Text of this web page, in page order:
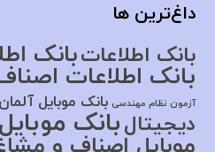
داغ‌ترین ها
بانک اطلاعاتبانک
بانک اطلاعات
آزمون نظام مهندسی بانک موبایل آلمان
دیجیتالبانک